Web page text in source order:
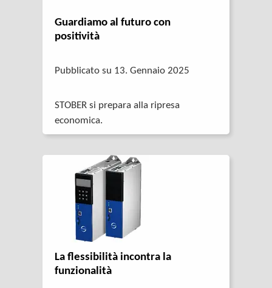
Guardiamo al futuro con
positività
Pubblicato su 13. Gennaio 2025
STOBER si prepara alla ripresa
economica.
La flessibilità incontra la
funzionalità